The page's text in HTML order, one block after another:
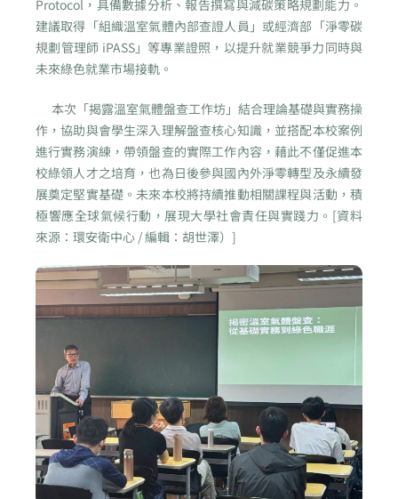
Protocol，具備數據分析、報告撰寫與減碳策略規劃能力。
建議取得「組織溫室氣體內部查證人員」或經濟部「淨零碳
規劃管理師 iPASS」等專業證照，以提升就業競爭力同時與
未來綠色就業市場接軌。
本次「揭露溫室氣體盤查工作坊」結合理論基礎與實務操
作，協助與會學生深入理解盤查核心知識，並搭配本校案例
進行實務演練，帶領盤查的實際工作內容，藉此不僅促進本
校綠領人才之培育，也為日後參與國內外淨零轉型及永續發
展奠定堅實基礎。未來本校將持續推動相關課程與活動，積
極響應全球氣候行動，展現大學社會責任與實踐力。[資料
來源：環安衛中心 / 編輯：胡世澤）]